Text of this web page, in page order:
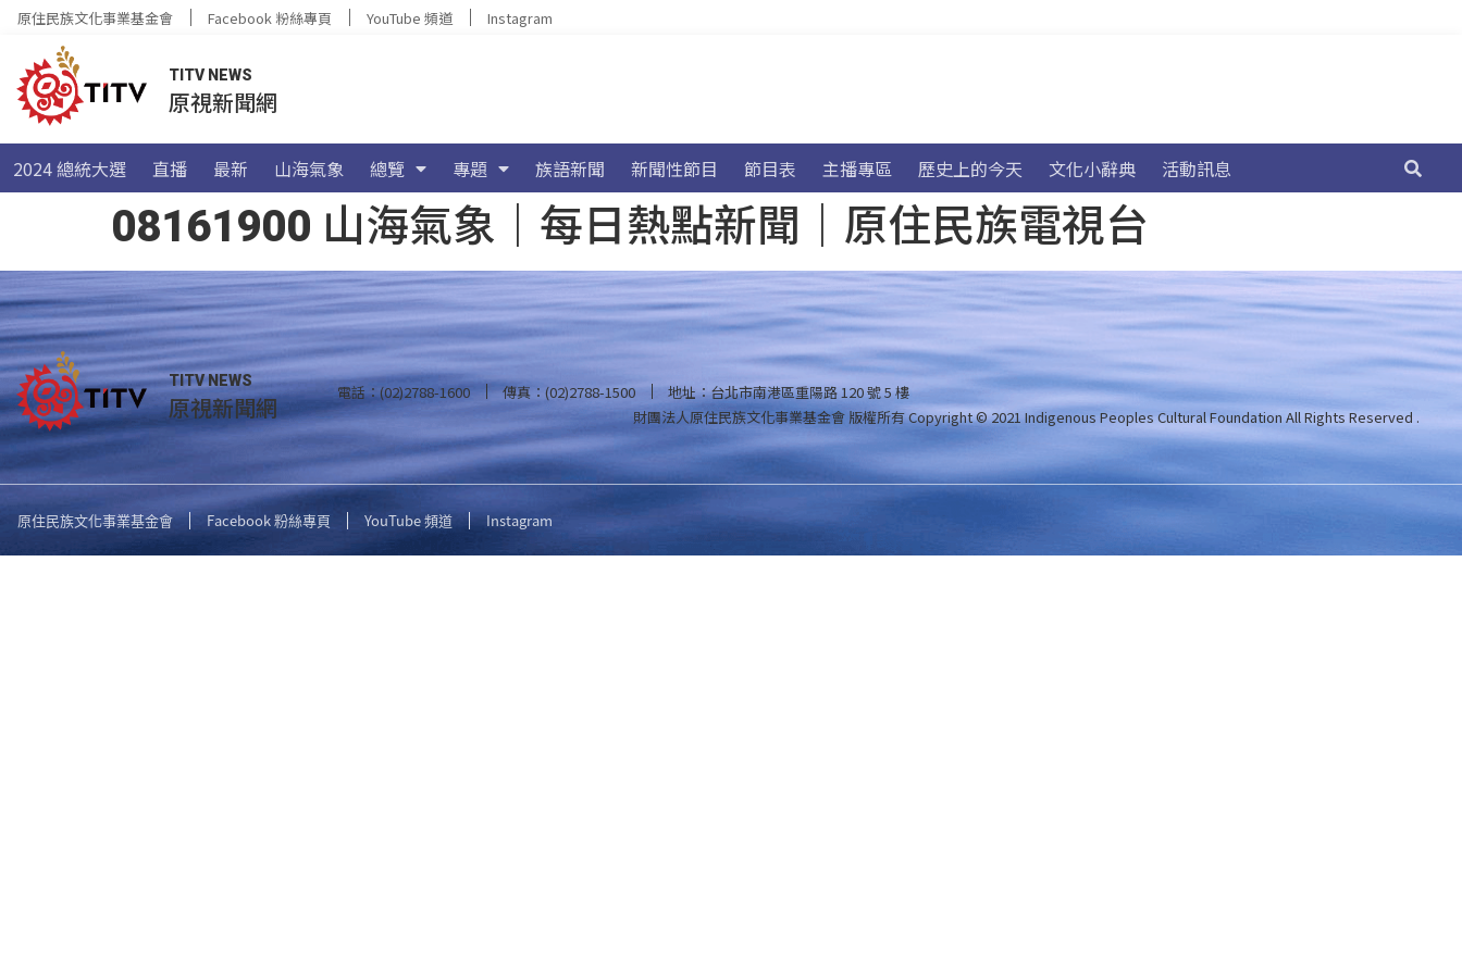
原住民族文化事業基金會 Facebook 粉絲專頁 YouTube 頻道 Instagram
TITV NEWS
原視新聞網
2024 總統大選 直播 最新 山海氣象 總覽 專題 族語新聞 新聞性節目 節目表 主播專區 歷史上的今天 文化小辭典 活動訊息
08161900 山海氣象｜每日熱點新聞｜原住民族電視台
TITV NEWS
原視新聞網 電話：(02)2788-1600 傳真：(02)2788-1500
地址：台北市南港區重陽路 120 號 5 樓
財團法人原住民族文化事業基金會 版權所有Copyright © 2021 Indigenous Peoples Cultural Foundation All Rights Reserved .
原住民族文化事業基金會 Facebook 粉絲專頁 YouTube 頻道 Instagram